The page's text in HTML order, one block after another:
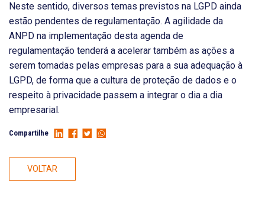
Neste sentido, diversos temas previstos na LGPD ainda
estão pendentes de regulamentação. A agilidade da
ANPD na implementação desta agenda de
regulamentação tenderá a acelerar também as ações a
serem tomadas pelas empresas para a sua adequação à
LGPD, de forma que a cultura de proteção de dados e o
respeito à privacidade passem a integrar o dia a dia
empresarial.
Compartilhe
VOLTAR